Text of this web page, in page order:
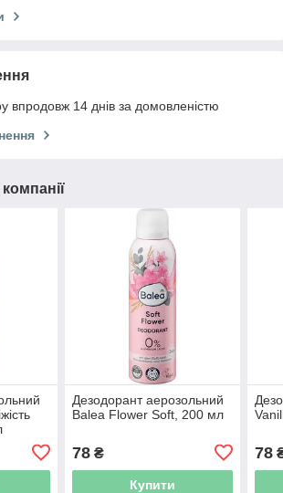
впродовж 14 днів за домовленістю
Дезодорант аерозольний
Balea Flower Soft, 200 мл
78₴
Купити
78